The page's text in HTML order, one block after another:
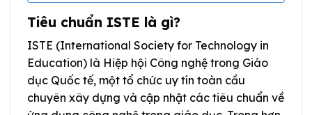
Tiêu chuẩn ISTE là gì?
ISTE (International Society for Technology in
Education) là Hiệp hội Công nghệ trong Giáo
dục Quốc tế, một tổ chức uy tín toàn cầu
chuyên xây dựng và cập nhật các tiêu chuẩn về